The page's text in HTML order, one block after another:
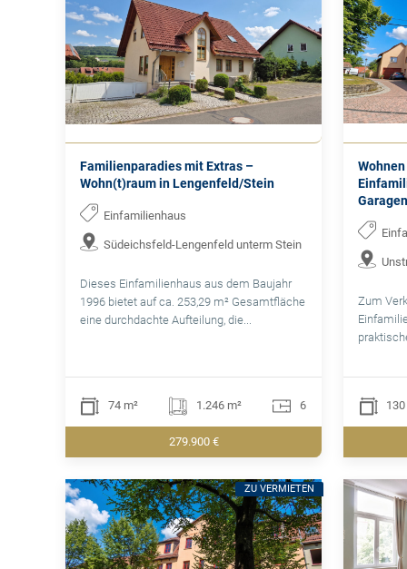
Familienparadies mit Extras –
Wohn(t)raum in Lengenfeld/Stein
Einfamilienhaus
Südeichsfeld-Lengenfeld unterm Stein
Dieses Einfamilienhaus aus dem Baujahr
1996 bietet auf ca. 253,29 m² Gesamtfläche
eine durchdachte Aufteilung, die...
74 m² 1.246 m² 6
279.900 €
Garagen
Zum
130
ZU VERMIETEN